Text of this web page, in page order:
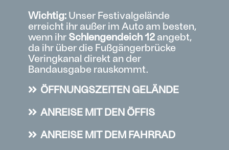
Wichtig: Unser Festivalgelände
erreicht ihr außer im Auto am besten,
wenn ihr Schlengendeich 12 angebt,
da ihr über die Fußgängerbrücke
Veringkanal direkt an der
Bandausgabe rauskommt.
ÖFFNUNGSZEITEN GELÄNDE
ANREISE MIT DEN ÖFFIS
ANREISE MIT DEM FAHRRAD